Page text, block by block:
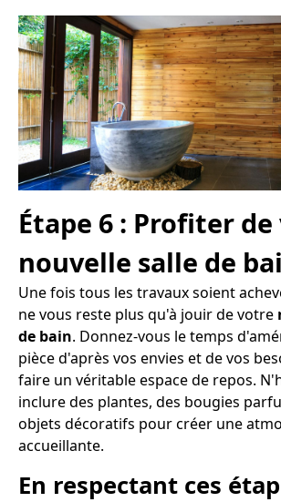
Étape 6 : Profiter
nouvelle salle de
Une fois tous les travaux soient
ne vous reste plus qu'à jouir de votre
de bain. Donnez-vous le temps
pièce d'après vos envies et de vos
faire un véritable espace de repos.
inclure des plantes, des bougies
objets décoratifs pour créer une
accueillante.
En respectant ces